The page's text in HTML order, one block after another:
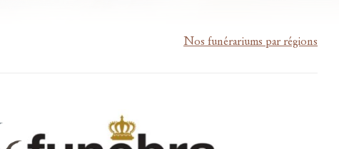
Nos funérariums par régions